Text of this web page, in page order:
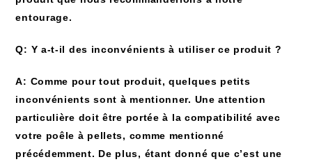
entourage.
Q: Y a-t-il des inconvénients à utiliser ce produit ?
A: Comme pour tout produit, quelques petits
inconvénients sont à mentionner. Une attention
particulière doit être portée à la compatibilité avec
votre poêle à pellets, comme mentionné
précédemment. De plus, étant donné que c’est une